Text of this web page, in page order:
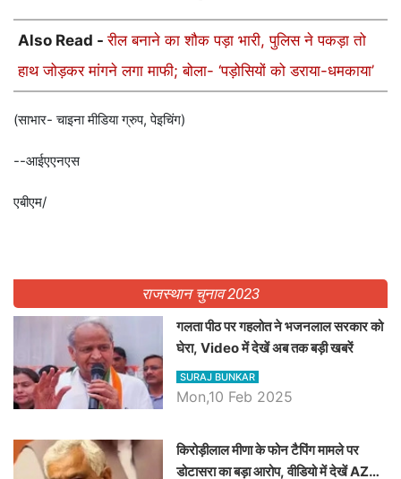
Also Read -रील बनाने का शौक पड़ा भारी, पुलिस ने पकड़ा तो
हाथ जोड़कर मांगने लगा माफी; बोला- ‘पड़ोसियों को डराया-धमकाया’
(साभार- चाइना मीडिया ग्रुप, पेइचिंग)
--आईएएनएस
एबीएम/
राजस्थान चुनाव 2023
गलता पीठ पर गहलोत ने भजनलाल सरकार को
घेरा, Video में देखें अब तक बड़ी खबरें
SURAJ BUNKAR
Mon,10 Feb 2025
किरोड़ीलाल मीणा के फोन टैपिंग मामले पर
डोटासरा का बड़ा आरोप, वीडियो में देखें AZ